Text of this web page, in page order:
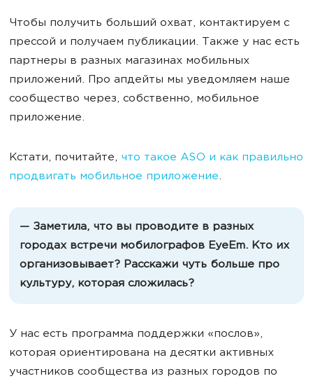
Чтобы получить больший охват, контактируем с
прессой и получаем публикации. Также у нас есть
партнеры в разных магазинах мобильных
приложений. Про апдейты мы уведомляем наше
сообщество через, собственно, мобильное
приложение.
Кстати, почитайте, что такое ASO и как правильно
продвигать мобильное приложение.
— Заметила, что вы проводите в разных
городах встречи мобилографов EyeEm. Кто их
организовывает? Расскажи чуть больше про
культуру, которая сложилась?
У нас есть программа поддержки «послов»,
которая ориентирована на десятки активных
участников сообщества из разных городов по